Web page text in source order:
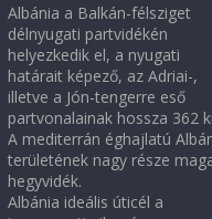
Albánia a Balkán-félsziget
délnyugati partvidékén
helyezkedik el, a nyugati
határait képező, az Adriai-,
illetve a Jón-tengerre eső
partvonalainak hossza 362
A mediterrán éghajlatú
területének nagy része
hegyvidék.
Albánia ideális úticél a